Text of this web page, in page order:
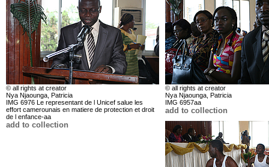
© all rights at creator
Nya Njaounga, Patricia
IMG 6976 Le representant de l Unicef salue les
effort camerounais en matiere de protection et droit
de l enfance-aa
add to collection
© all rights at creator
Nya Njaounga, Patricia
IMG 6957aa
add to collection